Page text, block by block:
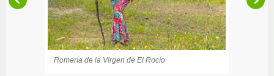
Romería de la Virgen de El Rocío
Talla de la Virgen de El Rocío